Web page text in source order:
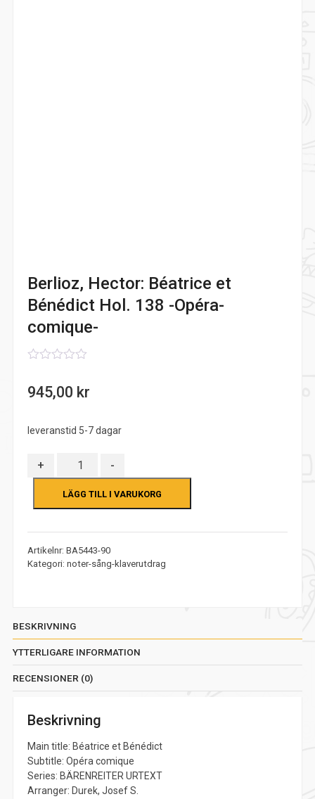
Berlioz, Hector: Béatrice et
Bénédict Hol. 138 -Opéra-
comique-
of
945,00 kr
leveranstid 5-7 dagar
+ Antal -
LÄGG TILL I VARUKORG
Artikelnr: BA5443-90
Kategori: noter-sång-klaverutdrag
BESKRIVNING
YTTERLIGARE INFORMATION
RECENSIONER (0)
Beskrivning
Main title: Béatrice et Bénédict
Subtitle: Opéra comique
Series: BÄRENREITER URTEXT
Arranger: Durek, Josef S.